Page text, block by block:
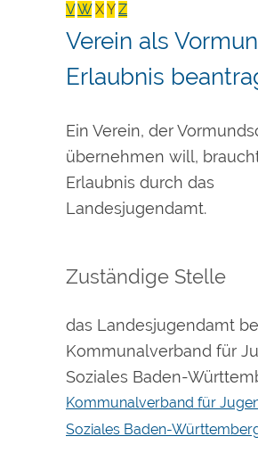
VW XY Z
Verein als
Erlaubnis
Ein Verein, der
übernehmen will,
Erlaubnis durch das
Landesjugendamt.
Zuständige Stelle
das Landesjugendamt
Kommunalverband für
Soziales Baden-
Kommunalverband für
Soziales Baden-